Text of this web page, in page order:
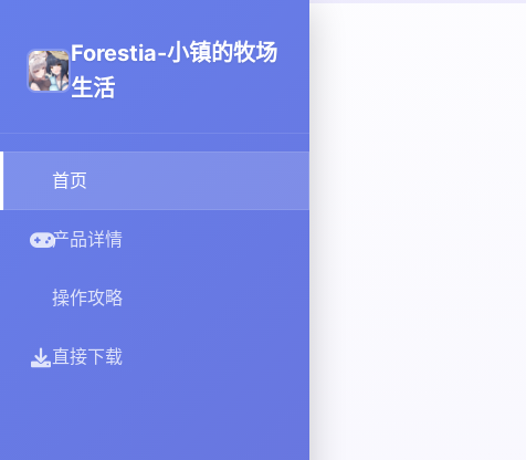
Forestia-小镇的牧场
生活
首页
产品详情
操作攻略
直接下载